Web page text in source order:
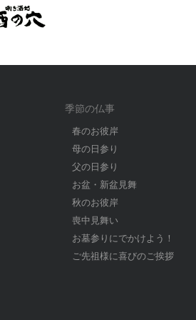
季節の仏事
春のお彼岸
母の日参り
父の日参り
お盆・新盆見舞
秋のお彼岸
喪中見舞い
お墓参りにでかけよう！
ご先祖様に喜びのご挨拶